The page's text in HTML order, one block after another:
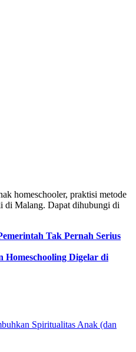
homeschooler, praktisi metode
di Malang. Dapat dihubungi di
Tak Pernah Serius
Homeschooling Digelar di
Spiritualitas Anak (dan